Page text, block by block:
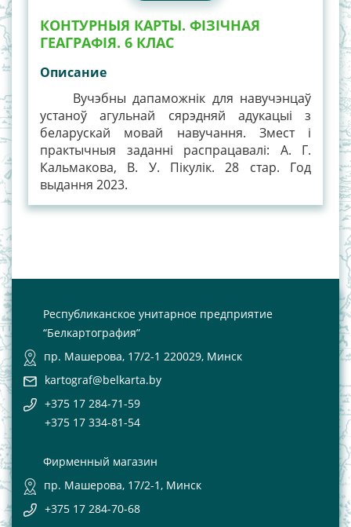
КОНТУРНЫЯ КАРТЫ. ФІЗІЧНАЯ
ГЕАГРАФІЯ. 6 КЛАС
Описание
Вучэбны дапаможнік для навучэнцаў
устаноў агульнай сярэдняй адукацыі з
беларускай мовай навучання. Змест і
практычныя заданні распрацавалі: А. Г.
Кальмакова, В. У. Пікулік. 28 стар. Год
выдання 2023.
Республиканское унитарное предприятие
“Белкартография”
пр. Машерова, 17/2-1 220029, Минск
kartograf@belkarta.by
+375 17 284-71-59
+375 17 334-81-54
Фирменный магазин
пр. Машерова, 17/2-1, Минск
+375 17 284-70-68